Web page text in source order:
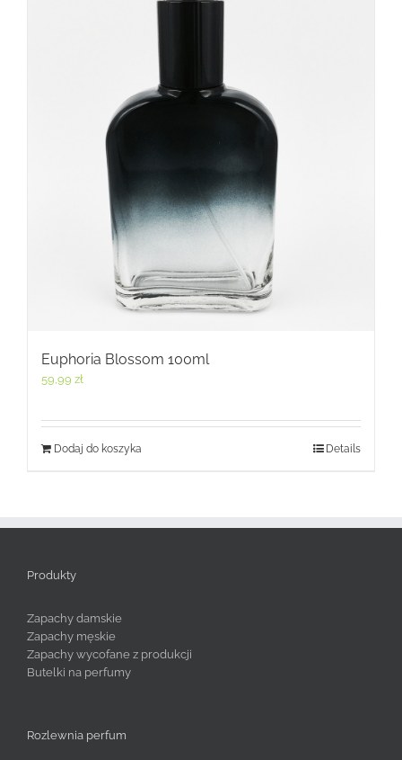
Euphoria Blossom 100ml
59,99 zł
Dodaj do koszyka Details
Produkty
Zapachy damskie
Zapachy męskie
Zapachy wycofane z produkcji
Butelki na perfumy
Rozlewnia perfum